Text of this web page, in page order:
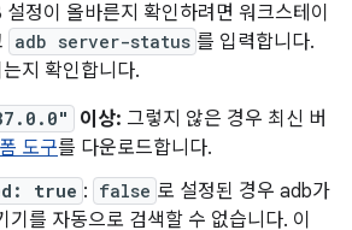
정이 올바른지 확인하려면 워크스테이
adb server-status 를 입력합니다.
지 확인합니다.
이상: 그렇지 않은 경우 최신 버
도구를 다운로드합니다.
true : false 로 설정된 경우 adb가
기를 자동으로 검색할 수 없습니다. 이